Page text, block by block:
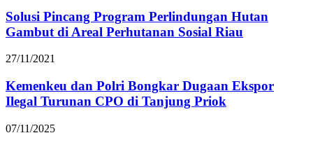
Solusi Pincang Program Perlindungan Hutan
Gambut di Areal Perhutanan Sosial Riau
27/11/2021
Kemenkeu dan Polri Bongkar Dugaan Ekspor
Ilegal Turunan CPO di Tanjung Priok
07/11/2025